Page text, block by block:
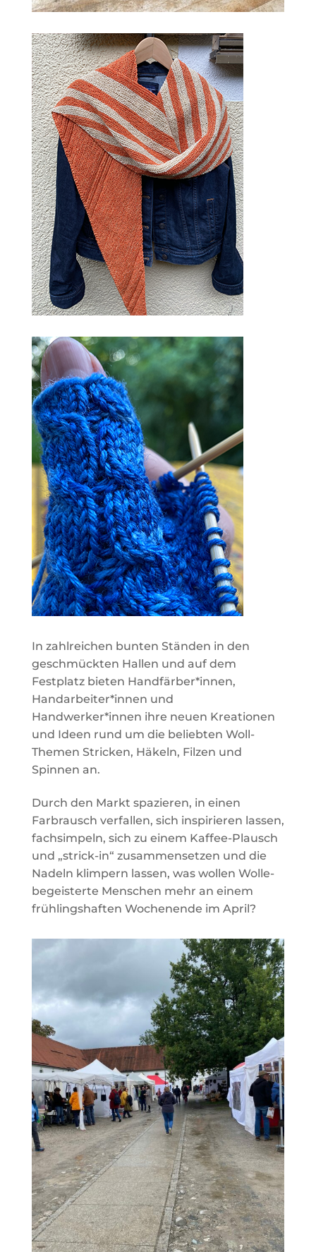
In zahlreichen bunten Ständen in den
geschmückten Hallen und auf dem
Festplatz bieten Handfärber*innen,
Handarbeiter*innen und
Handwerker*innen ihre neuen Kreationen
und Ideen rund um die beliebten Woll-
Themen Stricken, Häkeln, Filzen und
Spinnen an.
Durch den Markt spazieren, in einen
Farbrausch verfallen, sich inspirieren lassen,
fachsimpeln, sich zu einem Kaffee-Plausch
und „strick-in“ zusammensetzen und die
Nadeln klimpern lassen, was wollen Wolle-
begeisterte Menschen mehr an einem
frühlingshaften Wochenende im April?